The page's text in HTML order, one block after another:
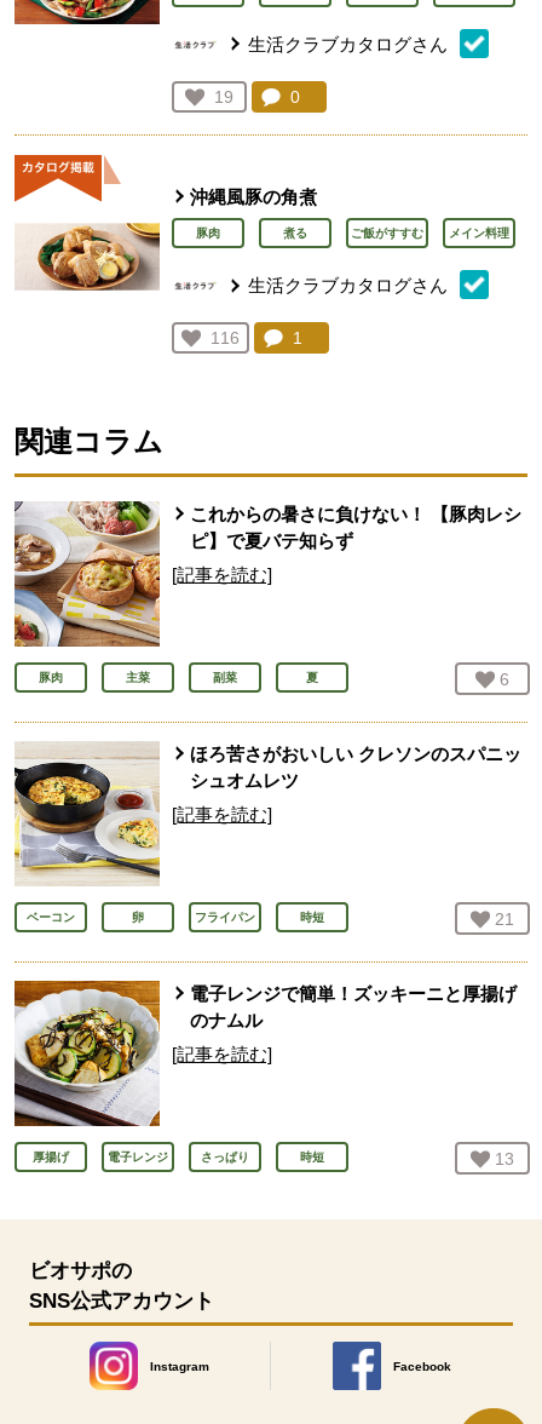
生活クラブカタログさん
お気に入り登録：
19
人が登録
コメント：
0
沖縄風豚の角煮
豚肉 煮る ご飯がすすむ メイン料理
生活クラブカタログさん
お気に入り登録：
116
人が登録
コメント：
1
関連コラム
これからの暑さに負けない！ 【豚肉レシ
ピ】で夏バテ知らず
[記事を読む]
豚肉 主菜 副菜 夏 お気
6
ほろ苦さがおいしい クレソンのスパニッ
シュオムレツ
[記事を読む]
ベーコン 卵 フライパン 時短 お気
21
電子レンジで簡単！ズッキーニと厚揚げ
のナムル
[記事を読む]
厚揚げ 電子レンジ さっぱり 時短 お気
13
ビオサポの
SNS公式アカウント
Instagram
別のウィンドウで開きます。
Facebook
別のウィンドウで開きます